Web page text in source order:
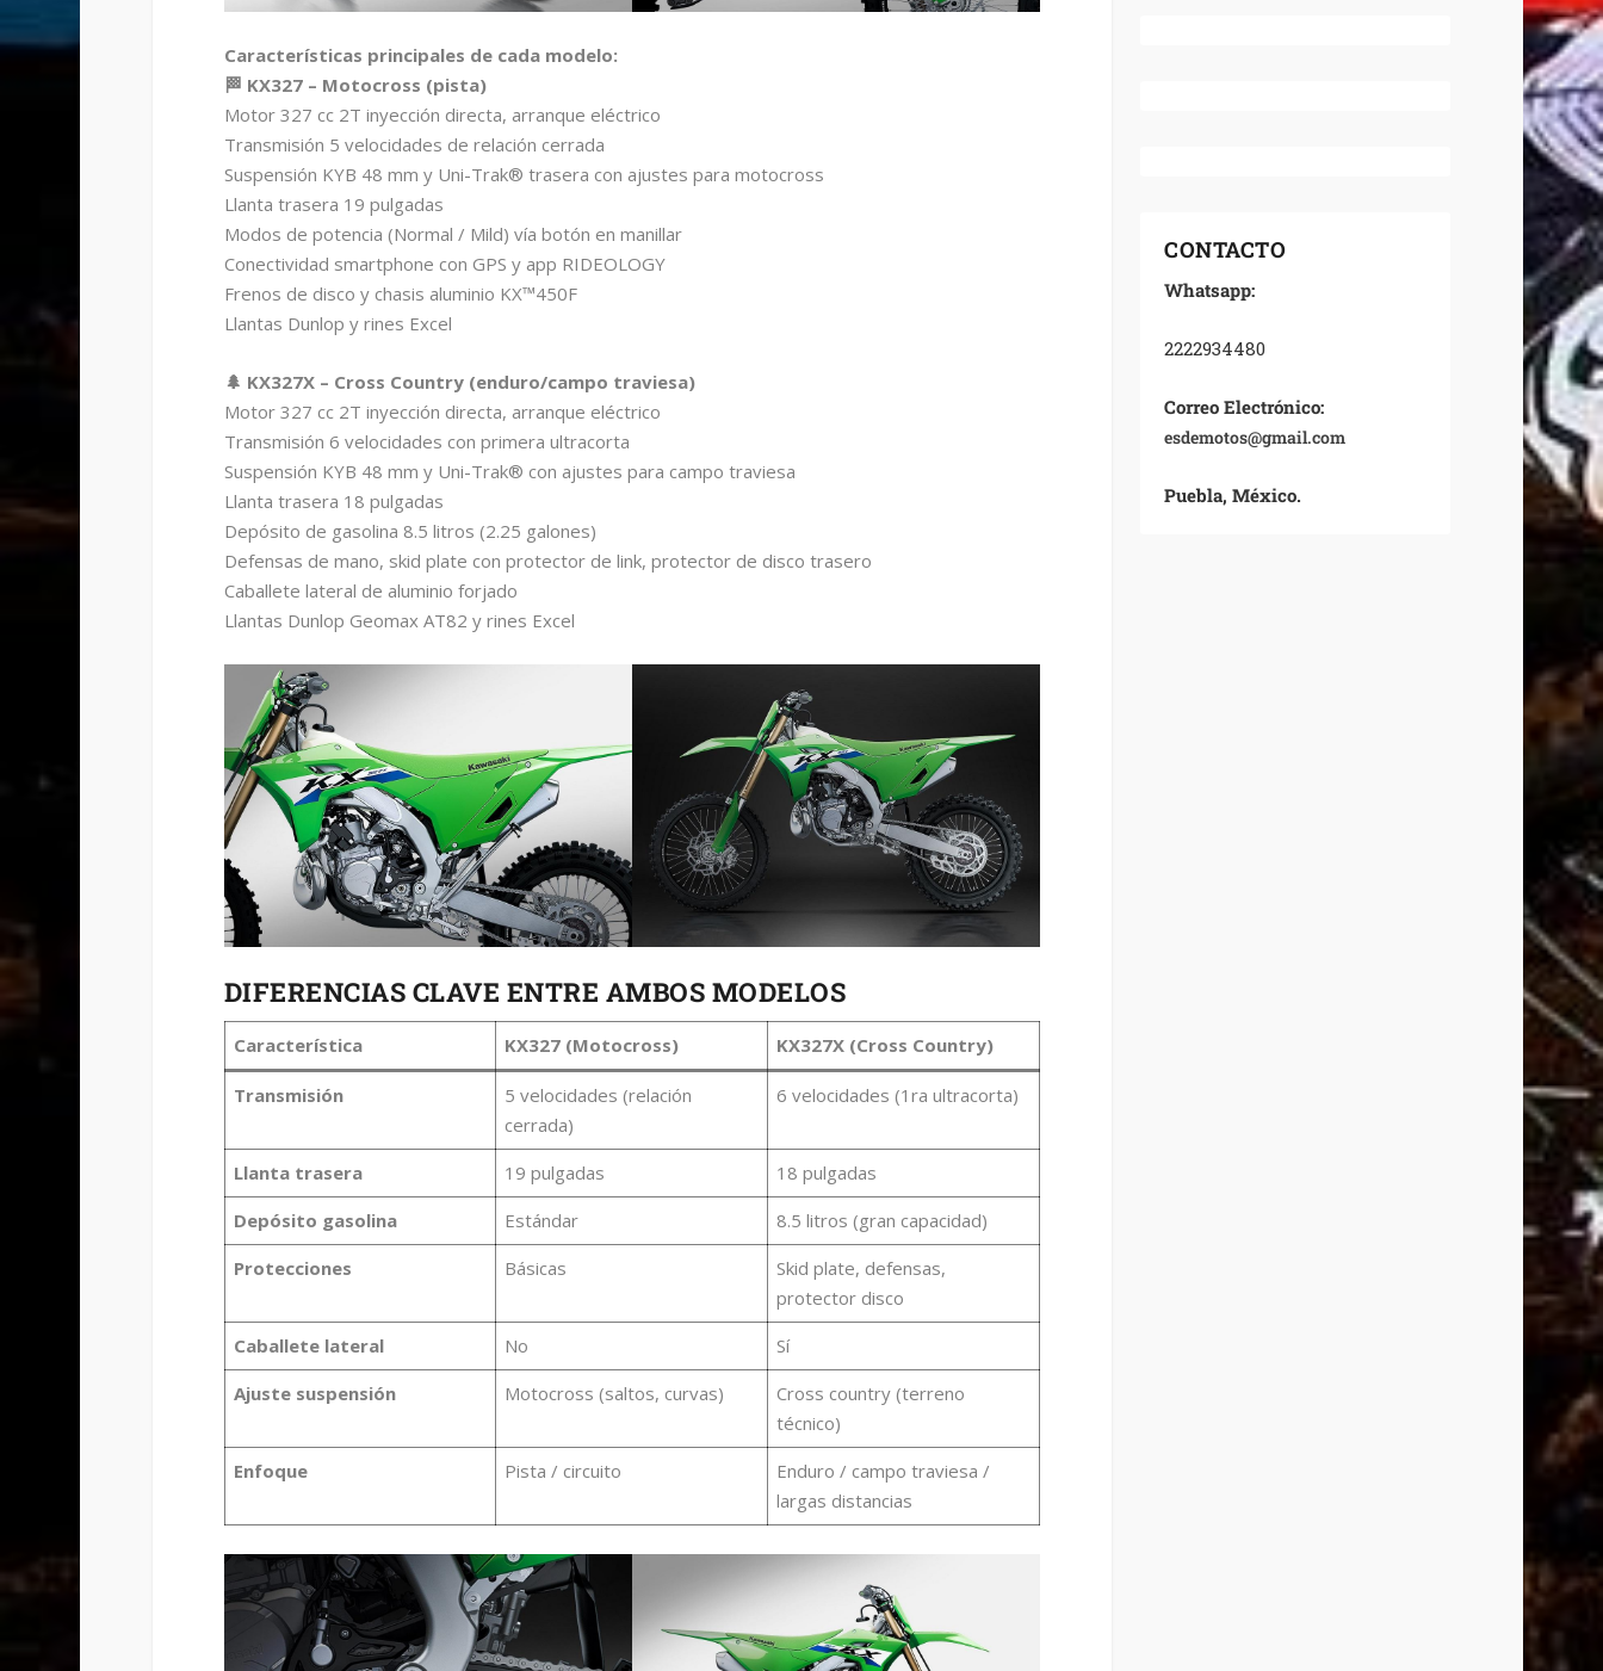
Características principales de cada modelo:
🏁 KX327 – Motocross (pista)
Motor 327 cc 2T inyección directa, arranque eléctrico
Transmisión 5 velocidades de relación cerrada
Suspensión KYB 48 mm y Uni-Trak® trasera con ajustes para motocross
Llanta trasera 19 pulgadas
Modos de potencia (Normal / Mild) vía botón en manillar
Conectividad smartphone con GPS y app RIDEOLOGY
Frenos de disco y chasis aluminio KX™450F
Llantas Dunlop y rines Excel
🌲 KX327X – Cross Country (enduro/campo traviesa)
Motor 327 cc 2T inyección directa, arranque eléctrico
Transmisión 6 velocidades con primera ultracorta
Suspensión KYB 48 mm y Uni-Trak® con ajustes para campo traviesa
Llanta trasera 18 pulgadas
Depósito de gasolina 8.5 litros (2.25 galones)
Defensas de mano, skid plate con protector de link, protector de disco trasero
Caballete lateral de aluminio forjado
Llantas Dunlop Geomax AT82 y rines Excel
DIFERENCIAS CLAVE ENTRE AMBOS MODELOS
Característica KX327 (Motocross) KX327X (Cross Country)
Transmisión
5 velocidades (relación
cerrada)
6 velocidades (1ra ultracorta)
Llanta trasera 19 pulgadas
18 pulgadas
Depósito gasolina
Estándar
8.5 litros (gran capacidad)
Protecciones
Básicas
Skid plate, defensas,
protector disco
Caballete lateral
No
Sí
Ajuste suspensión
Motocross (saltos, curvas)
Cross country (terreno
técnico)
Enfoque
Pista / circuito
Enduro / campo traviesa /
largas distancias
CONTACTO
Whatsapp:
2222934480
Correo Electrónico:
esdemotos@gmail.com
Puebla, México.